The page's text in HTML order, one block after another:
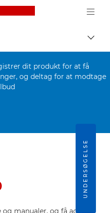
Canon Logo, back
Skift
dit produkt for at få
og deltag for at modtage
manualer, og få adgang
UNDERSØGELSE